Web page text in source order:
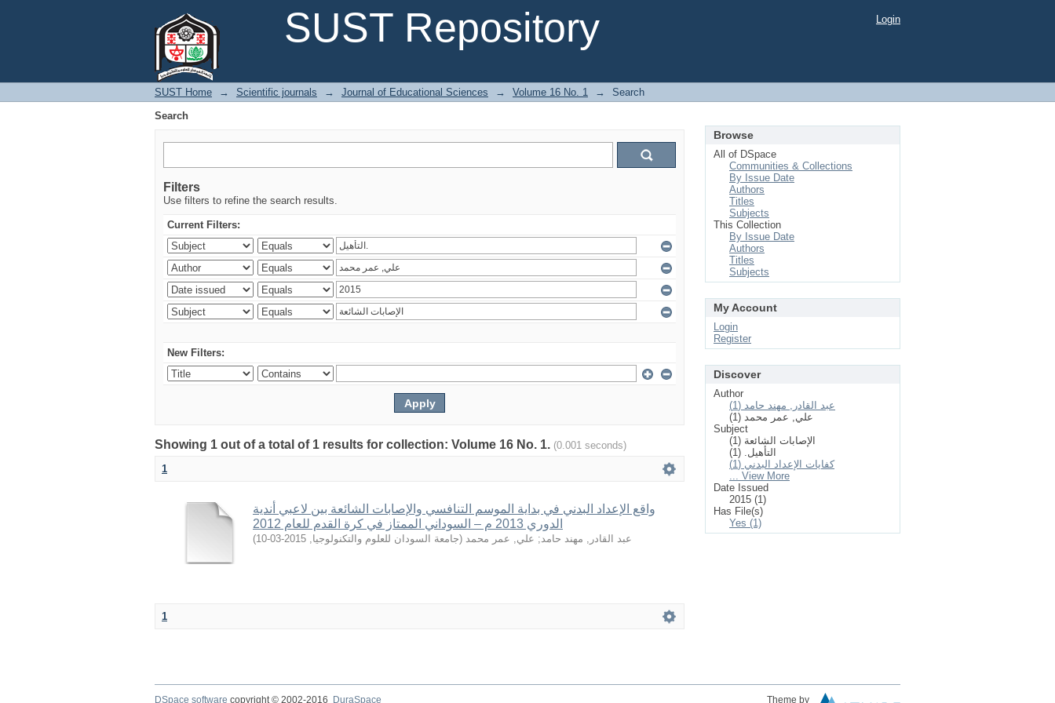
SUST Repository
Login
SUST Home → Scientific journals → Journal of Educational Sciences → Volume 16 No. 1 →
Search
Search
Filters
Use filters to refine the search results.
Current Filters:
New Filters:
Showing 1 out of a total of 1 results for collection: Volume 16 No. 1. (0.001 seconds)
1
واقع الإعداد البدني في بداية الموسم التنافسي والإصابات الشائعة بين لاعبي أندية
الدوري 2013 م – السوداني الممتاز في كرة القدم للعام 2012
عبد القادر, مهند حامد; علي, عمر محمد (جامعة السودان للعلوم والتكنولوجيا,
2015-03-10
)
1
Browse
All of DSpace
Communities & Collections
By Issue Date
Authors
Titles
Subjects
This Collection
By Issue Date
Authors
Titles
Subjects
My Account
Login
Register
Discover
Author
عبد القادر, مهند حامد (1)
علي, عمر محمد (1)
Subject
الإصابات الشائعة (1)
التأهيل. (1)
كفايات الإعداد البدني (1)
... View More
Date Issued
2015 (1)
Has File(s)
Yes (1)
DSpace software copyright © 2002-2016 DuraSpace Theme by